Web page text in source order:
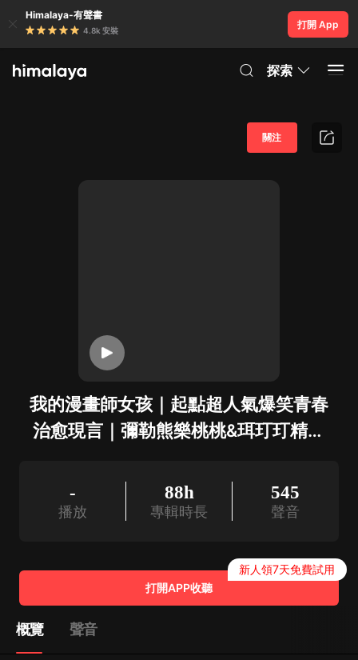
Himalaya-有聲書
4.8k 安裝
打開 App
探索
我的漫畫師女孩｜起點超人氣爆笑青春
治愈現言｜彌勒熊樂桃桃&珥玎玎精品
關注
-
播放
88h
專輯時長
545
聲音
打開APP收聽
新人領7天免費試用
概覽 聲音